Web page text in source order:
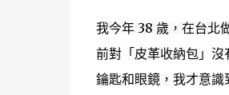
我今年 38 歲，在台北
前對「皮革收納包」
鑰匙和眼鏡，我才意